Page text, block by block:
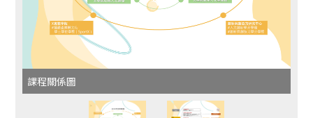
課程關係圖